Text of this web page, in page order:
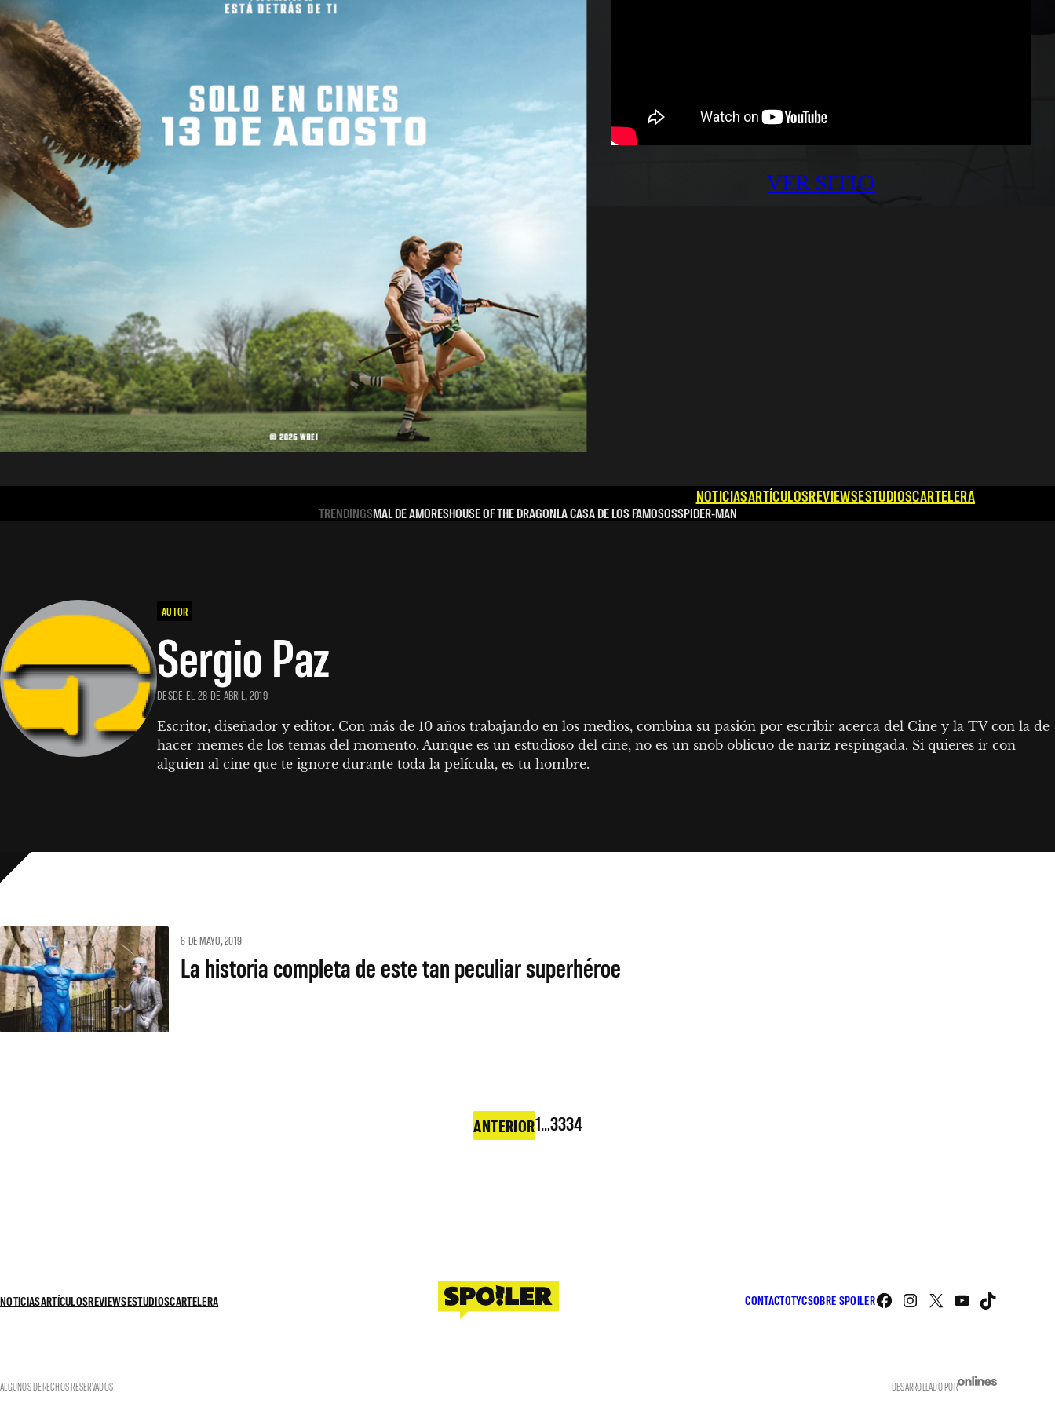
VER SITIO
NOTICIASARTÍCULOSREVIEWSESTUDIOSCARTELERA
TRENDINGSMAL DE AMORESHOUSE OF THE DRAGONLA CASA DE LOS FAMOSOSSPIDER-MAN
AUTOR
Sergio Paz
DESDE EL 28 DE ABRIL, 2019
Escritor, diseñador y editor. Con más de 10 años trabajando en los medios, combina su pasión por escribir acerca del Cine y la TV con la de
hacer memes de los temas del momento. Aunque es un estudioso del cine, no es un snob oblicuo de nariz respingada. Si quieres ir con
alguien al cine que te ignore durante toda la película, es tu hombre.
6 DE MAYO, 2019
La historia completa de este tan peculiar superhéroe
ANTERIOR1…3334
NOTICIASARTÍCULOSREVIEWSESTUDIOSCARTELERA CONTACTOTYCSOBRE SPOILER Facebook
Instagram
X YouTube
ALGUNOS DERECHOS RESERVADOS DESARROLLADO POR